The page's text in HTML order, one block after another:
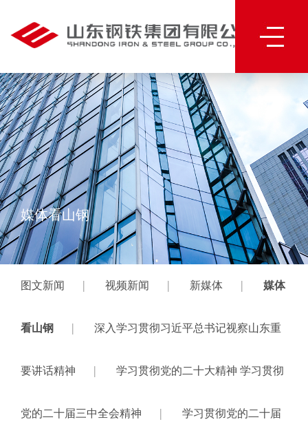
媒体看山钢
图文新闻 | 视频新闻 | 新媒体 | 媒体
看山钢 | 深入学习贯彻习近平总书记视察山东重
要讲话精神 | 学习贯彻党的二十大精神 学习贯彻
党的二十届三中全会精神 | 学习贯彻党的二十届